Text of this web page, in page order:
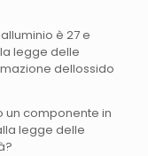
è 27 e
legge delle
dellossido
un componente in
legge delle